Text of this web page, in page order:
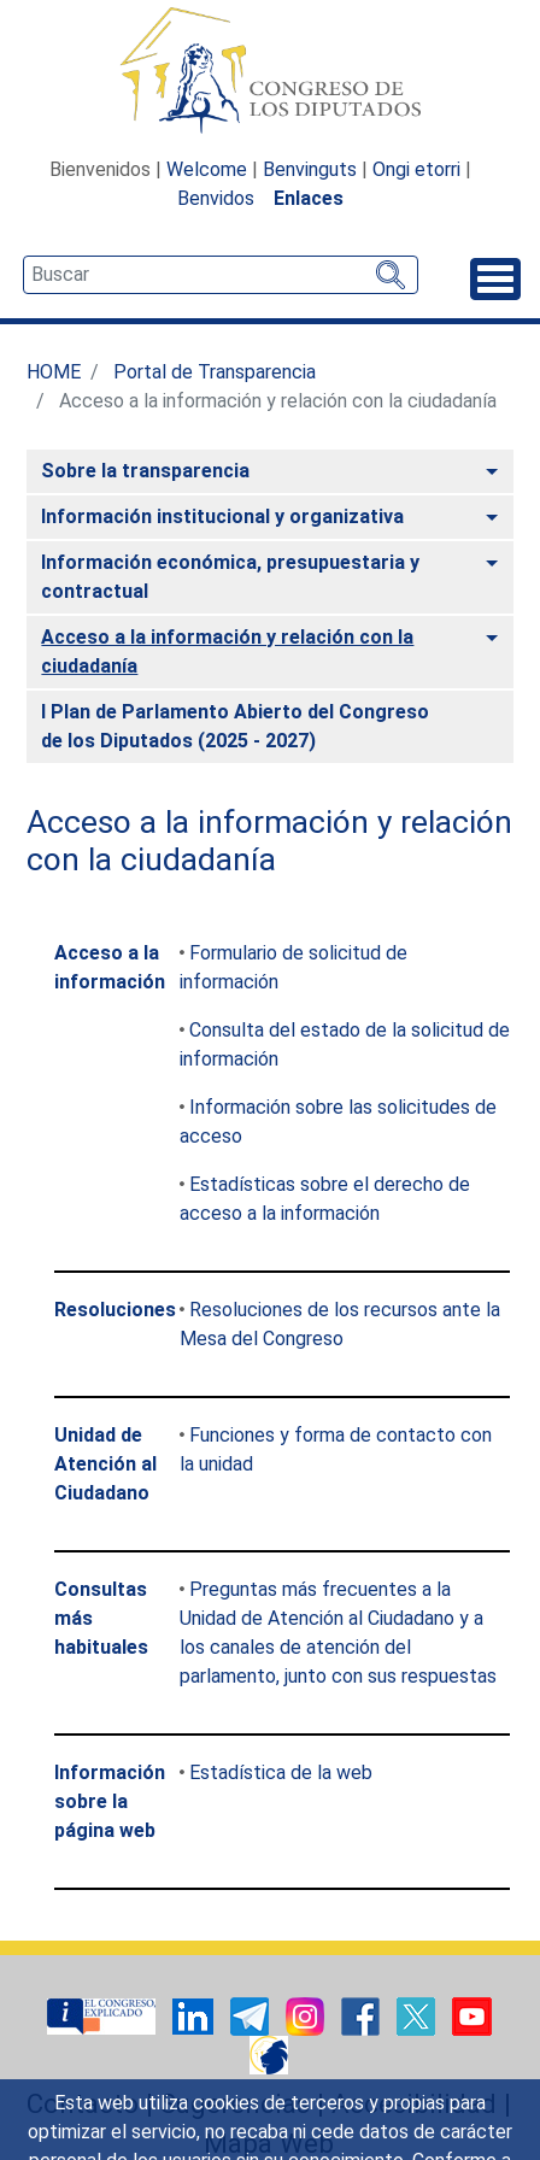
Esta web utiliza cookies de terceros y propias para
optimizar el servicio, no recaba ni cede datos de carácter
Bienvenidos | Welcome | Benvinguts | Ongi etorri |
Benvidos
Enlaces
HOME
Portal de Transparencia
Acceso a la información y relación con la ciudadanía
Sobre la transparencia
Información institucional y organizativa
Información económica, presupuestaria y
contractual
Acceso a la información y relación con la
ciudadanía
I Plan de Parlamento Abierto del Congreso
de los Diputados (2025 - 2027)
Acceso a la información y relación
con la ciudadanía
Acceso a la
información
Formulario de solicitud de
información
Consulta del estado de la solicitud de
información
Información sobre las solicitudes de
acceso
Estadísticas sobre el derecho de
acceso a la información
Resoluciones
Resoluciones de los recursos ante la
Mesa del Congreso
Unidad de
Atención al
Ciudadano
Funciones y forma de contacto con
la unidad
Consultas
más
habituales
Preguntas más frecuentes a la
Unidad de Atención al Ciudadano y a
los canales de atención del
parlamento, junto con sus respuestas
Información
sobre la
página web
Estadística de la web
Contacto|Sugerencias|Accesibilidad |
Mapa Web